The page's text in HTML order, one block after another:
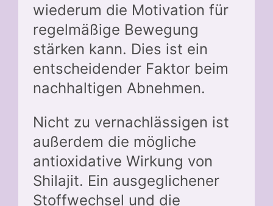
wiederum die Motivation für
regelmäßige Bewegung
stärken kann. Dies ist ein
entscheidender Faktor beim
nachhaltigen Abnehmen.
Nicht zu vernachlässigen ist
außerdem die mögliche
antioxidative Wirkung von
Shilajit. Ein ausgeglichener
Stoffwechsel und die